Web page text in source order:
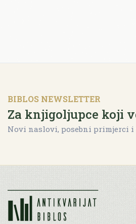
BIBLOS NEWSLETTER
Za knjigoljupce koji
Novi naslovi, posebni primjerci